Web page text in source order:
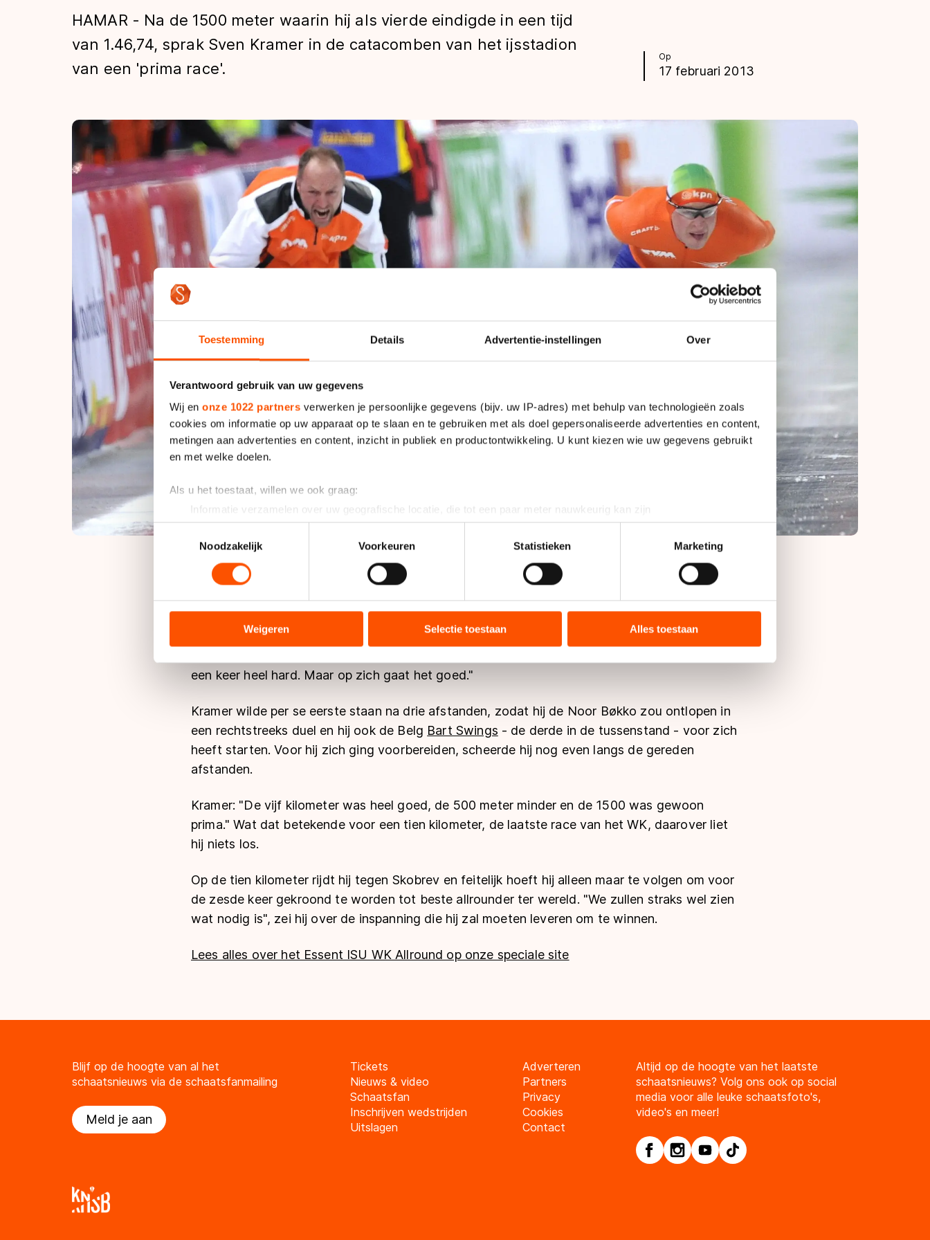
Toestemming Details Advertentie-instellingen Over
Verantwoord gebruik van uw gegevens
Wij en onze 1022 partners verwerken je persoonlijke gegevens (bijv. uw IP-adres) met behulp van technologieën zoals
cookies om informatie op uw apparaat op te slaan en te gebruiken met als doel gepersonaliseerde advertenties en content,
metingen aan advertenties en content, inzicht in publiek en productontwikkeling. U kunt kiezen wie uw gegevens gebruikt
en met welke doelen.
Als u het toestaat, willen we ook graag:
Informatie verzamelen over uw geografische locatie, die tot een paar meter nauwkeurig kan zijn
Uw apparaat identificeren door het actief te scannen op specifieke eigenschappen (fingerprinting)
Lees meer over hoe uw persoonlijke gegevens worden verwerkt en stel uw voorkeuren in het
detailgedeeltein. U kunt uw
toestemming op elk moment wijzigen of intrekken in de Cookieverklaring.
analyseren. We delen informatie over uw gebruik van onze site met onze partners voor social media, advertenties en
analyse. Zij kunnen deze combineren met andere gegevens die u aan hen heeft verstrekt of die zij hebben verzameld via
hun services. Sommige partners kunnen gegevens doorgeven aan landen buiten de EU, zoals de VS, waar mogelijk geen
adequaat beschermingsniveau geldt volgens de GDPR. Door op ‘Toestaan’ te klikken, stemt u in met deze overdracht.
Meer informatie vindt u in onscookiebeleid
Toestemmingsselectie
Noodzakelijk
Voorkeuren Statistieken Marketing
Weigeren Selectie toestaan Alles toestaan
Tijden & historie
De weg op
Schaatsfans
Olympische Spelen
Op
17 februari 2013
HAMAR - Na de 1500 meter waarin hij als vierde eindigde in een tijd
van 1.46,74, sprak Sven Kramer in de catacomben van het ijsstadion
van een 'prima race'.
"Het was goed genoeg", zei Kramer over zijn1500 meterdie hij in een rechtstreeks duel
een keer heel hard. Maar op zich gaat het goed."
Kramer wilde per se eerste staan na drie afstanden, zodat hij de Noor Bøkko zou ontlopen in
een rechtstreeks duel en hij ook de Belg Bart Swings - de derde in de tussenstand - voor zich
heeft starten. Voor hij zich ging voorbereiden, scheerde hij nog even langs de gereden
afstanden.
Kramer: "De vijf kilometer was heel goed, de 500 meter minder en de 1500 was gewoon
prima." Wat dat betekende voor een tien kilometer, de laatste race van het WK, daarover liet
hij niets los.
Op de tien kilometer rijdt hij tegen Skobrev en feitelijk hoeft hij alleen maar te volgen om voor
de zesde keer gekroond te worden tot beste allrounder ter wereld. "We zullen straks wel zien
wat nodig is", zei hij over de inspanning die hij zal moeten leveren om te winnen.
Lees alles over het Essent ISU WK Allround op onze speciale site
Blijf op de hoogte van al het
schaatsnieuws via de schaatsfanmailing
Meld je aan
Tickets
Nieuws & video
Schaatsfan
Inschrijven wedstrijden
Uitslagen
Adverteren
Partners
Privacy
Cookies
Contact
Altijd op de hoogte van het laatste
schaatsnieuws? Volg ons ook op social
media voor alle leuke schaatsfoto's,
video's en meer!